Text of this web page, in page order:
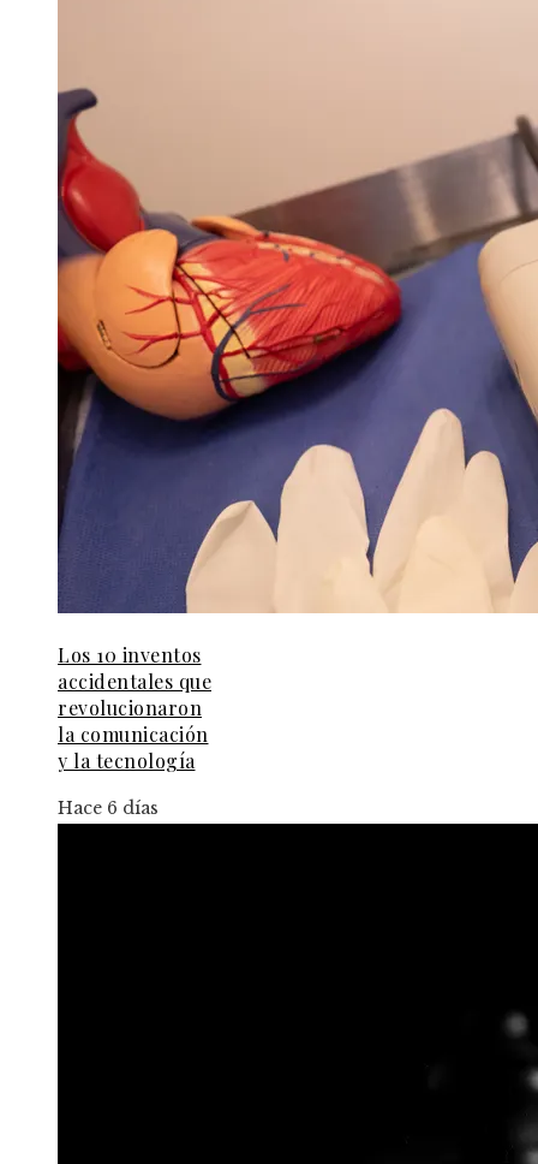
Los 10 inventos
accidentales que
revolucionaron
la comunicación
y la tecnología
Hace 6 días